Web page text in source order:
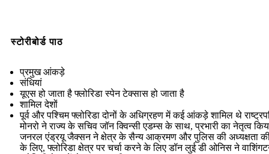
स्टोरीबोर्ड पाठ
प्रमुख आंकड़े
संधियां
यूएस हो जाता है फ्लोरिडा स्पेन टेक्सास हो जाता है
शामिल देशों
पूर्व और पश्चिम फ्लोरिडा दोनों के अधिग्रहण में कई आंकड़े शामिल थे
मोनरो ने राज्य के सचिव जॉन क्विन्सी एडम्स के साथ, प्रभारी का नेतृत्व
जनरल एंड्रयू जैक्सन ने क्षेत्र के सैन्य आक्रमण और पुलिस की अध्यक्षता
के लिए, फ्लोरिडा क्षेत्र पर चर्चा करने के लिए डॉन लुई डी ओनिस ने